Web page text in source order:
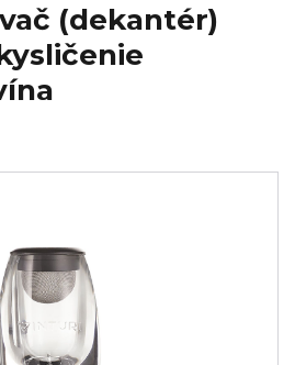
(dekantér)